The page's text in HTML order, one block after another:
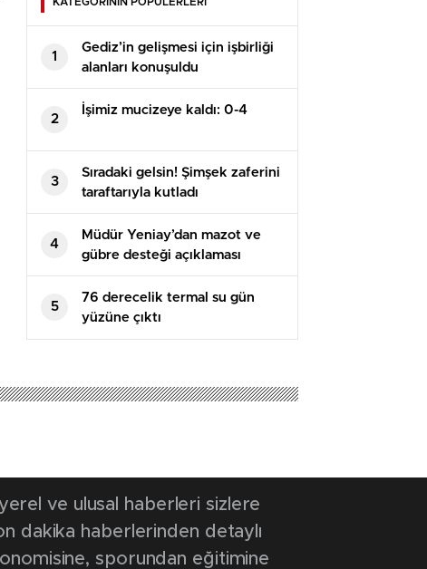
1
Gediz’in gelişmesi için işbirliği
alanları konuşuldu
2
İşimiz mucizeye kaldı: 0-4
3
Sıradaki gelsin! Şimşek zaferini
taraftarıyla kutladı
4
Müdür Yeniay’dan mazot ve
gübre desteği açıklaması
5
76 derecelik termal su gün
yüzüne çıktı